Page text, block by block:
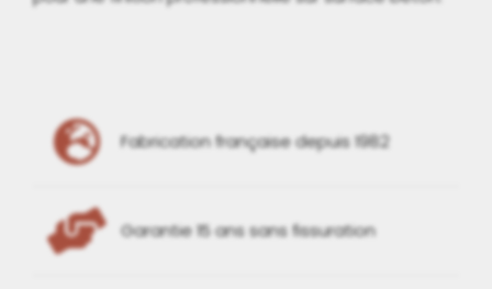
Fabrication française depuis 1982
Garantie 15 ans sans fissuration